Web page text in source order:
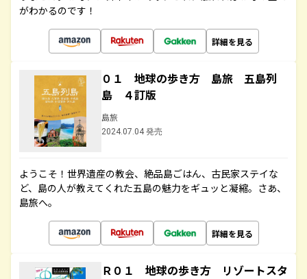
がわかるのです！
詳細を見る
０１ 地球の歩き方 島旅 五島列
島 ４訂版
島旅
2024.07.04 発売
ようこそ！世界遺産の教会、絶品島ごはん、古民家ステイな
ど、島の人が教えてくれた五島の魅力をギュッと凝縮。さあ、
島旅へ。
詳細を見る
Ｒ０１ 地球の歩き方 リゾートスタ